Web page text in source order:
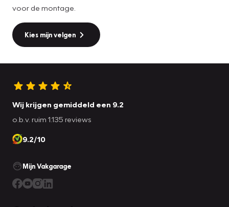
voor de montage.
Kies mijn velgen
Wij krijgen gemiddeld een 9.2
o.b.v. ruim 1.135 reviews
9.2/10
Mijn Vakgarage